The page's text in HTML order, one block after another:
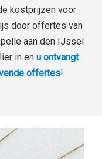
kostprijzen voor
door offertes van
aan den IJssel
in en u ontvangt
offertes!